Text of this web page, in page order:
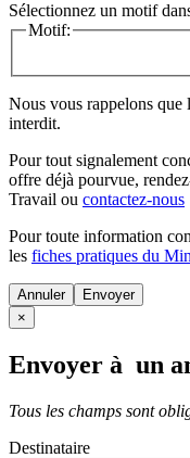
Sélectionnez un motif
Motif:
Nous vous rappelons que
interdit.
Pour tout signalement
offre déjà pourvue,
Travail ou contactez-nous
Pour toute information
les fiches pratiques du
Annuler
×
Envoyer à un
Tous les champs sont
Destinataire